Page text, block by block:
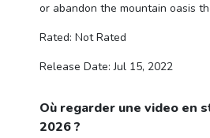
or abandon the mountain oasis
Rated: Not Rated
Release Date: Jul 15, 2022
Où regarder une video en
2026 ?